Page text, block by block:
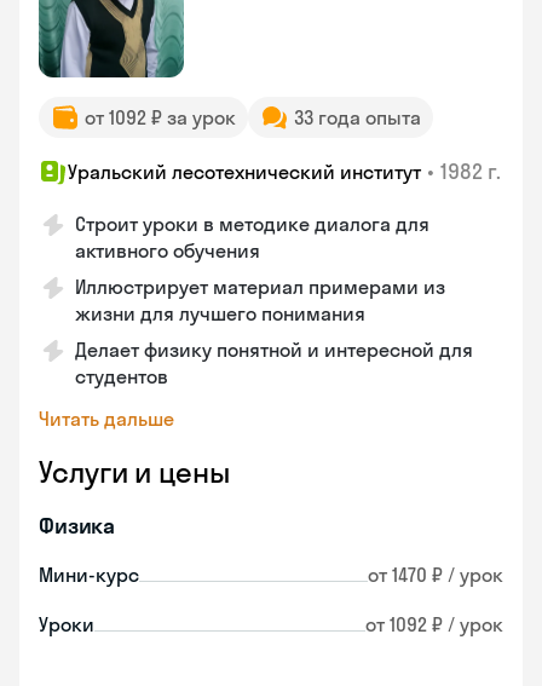
от 1092 ₽ за урок 33 года опыта
Уральский лесотехнический институт • 1982 г.
Строит уроки в методике диалога для
активного обучения
Иллюстрирует материал примерами из
жизни для лучшего понимания
Делает физику понятной и интересной для
студентов
Читать дальше
Услуги и цены
Физика
Мини-курс от 1470 ₽ / урок
Уроки от 1092 ₽ / урок